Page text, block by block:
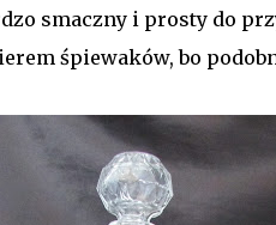
smaczny i prosty do
śpiewaków, bo